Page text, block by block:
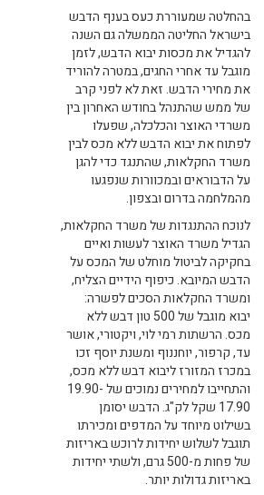
בהחלטה שמעוררת כעס בענף הדבש
בישראל החליטה הממשלה גם השנה
להגדיל את מכסות יבוא הדבש, לזמן
מוגבל עד אחרי החגים, במטרה להוריד
את מחירי הדבש. זאת לא לפני קרב
של ממש שהתנהל בחודש האחרון בין
משרדי האוצר והכלכלה, שפעלו
לפתוח את יבוא הדבש ללא מכס לבין
משרד החקלאות, שהתנגד כדי להגן
על הדבוראים ובמכוורות שנפגעו
מהמלחמה בדרום ובצפון.
לנוכח ההתנגדות של משרד החקלאות,
הגדיל משרד האוצר לעשות ואיים
בחקיקה לביטול מוחלט של המכס על
הדבש המיובא. כיפוף הידיים הצליח,
ומשרד החקלאות הסכים לפשרה:
יבוא מוגבל של 500 טון דבש ללא
מכס. הרשתות רמי לוי, ויקטורי, אושר
עד, קרפור, יוחננוף ומשנת יוסף זכו
במכרז המזורז ליבוא דבש ללא מכס,
והתחייבו למחירים נמוכים של 19.90-
17.90 שקל לק"ג. הדבש יסומן
בשילוט מיוחד על המדפים ומכירתו
תוגבל לשלוש יחידות לרוכש באריזות
של פחות מ-500 גרם, ולשתי יחידות
באריזות גדולות יותר.